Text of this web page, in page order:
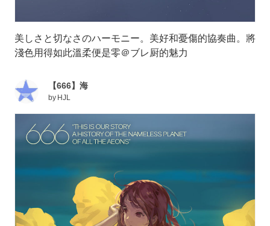
美しさと切なさのハーモニー。美好和憂傷的協奏曲。將
淺色用得如此溫柔便是零＠ブレ厨的魅力
【666】海
by HJL